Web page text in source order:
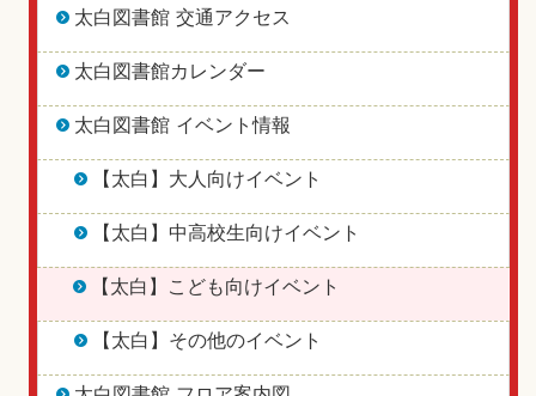
太白図書館 交通アクセス
太白図書館カレンダー
太白図書館 イベント情報
【太白】大人向けイベント
【太白】中高校生向けイベント
【太白】こども向けイベント
【太白】その他のイベント